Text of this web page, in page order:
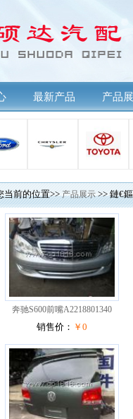
最新产品 产品
当前的位置>>产品展示>> 鏈€
奔驰S600前嘴A2218801340
销售价： ￥0